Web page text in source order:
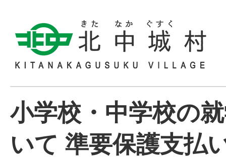
小学校・中学校の
いて 準要保護支払